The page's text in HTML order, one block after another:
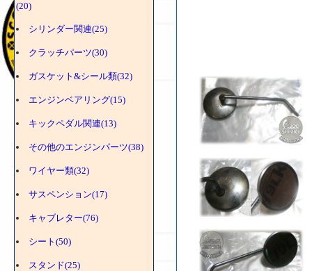
(20)
シリンダー関連(25)
クラッチパーツ(30)
ガスケット&シール類(32)
エンジンベアリング(15)
キックペダル関連(13)
その他のエンジンパーツ(38)
ワイヤー類(32)
サスペンション(17)
キャブレター(76)
シート(50)
スタンド(25)